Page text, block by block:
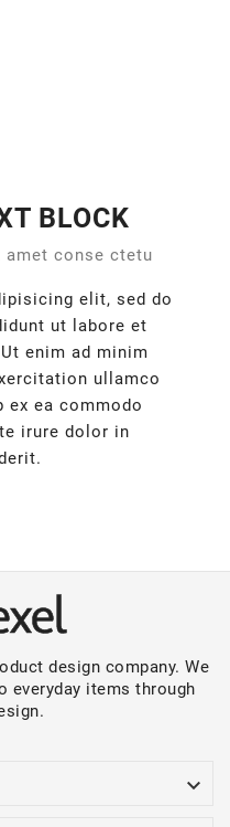
BLOCK
conse ctetu
elit, sed do
ut labore et
enim ad minim
ullamco
ea commodo
irure dolor in
design company. We
everyday items through
